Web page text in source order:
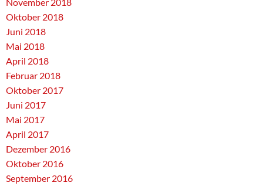
November 2018
Oktober 2018
Juni 2018
Mai 2018
April 2018
Februar 2018
Oktober 2017
Juni 2017
Mai 2017
April 2017
Dezember 2016
Oktober 2016
September 2016